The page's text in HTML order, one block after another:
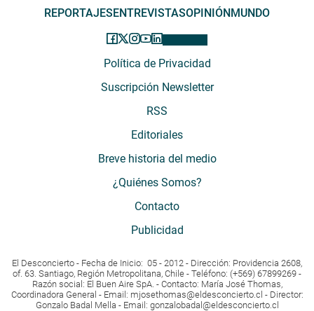
REPORTAJESENTREVISTASOPINIÓNMUNDO
Política de Privacidad
Suscripción Newsletter
RSS
Editoriales
Breve historia del medio
¿Quiénes Somos?
Contacto
Publicidad
El Desconcierto - Fecha de Inicio: 05 - 2012 - Dirección: Providencia 2608,
of. 63. Santiago, Región Metropolitana, Chile - Teléfono: (+569) 67899269 -
Razón social: El Buen Aire SpA. - Contacto: María José Thomas,
Coordinadora General - Email: mjosethomas@eldesconcierto.cl - Director:
Gonzalo Badal Mella - Email: gonzalobadal@eldesconcierto.cl